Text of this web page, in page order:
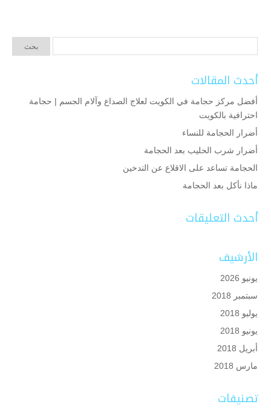
أحدث المقالات
أفضل مركز حجامة في الكويت لعلاج الصداع وآلام الجسم | حجامة
احترافية بالكويت
أضرار الحجامة للنساء
أضرار شرب الحليب بعد الحجامة
الحجامة تساعد على الاقلاع عن التدخين
ماذا نأكل بعد الحجامة
أحدث التعليقات
الأرشيف
يونيو 2026
سبتمبر 2018
يوليو 2018
يونيو 2018
أبريل 2018
مارس 2018
تصنيفات